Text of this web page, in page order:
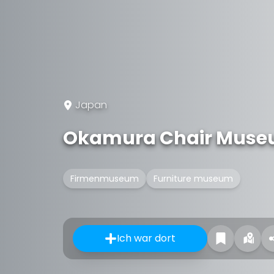
Japan
Okamura Chair
Firmenmuseum Furniture museum
Ich war dort